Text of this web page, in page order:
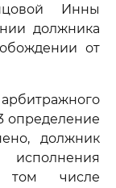
Инны
должника
от
определение
должник
том числе